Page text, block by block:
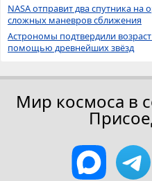
NASA отправит два спутника
сложных маневров сближения
Астрономы подтвердили
помощью древнейших звёзд
Мир космоса в